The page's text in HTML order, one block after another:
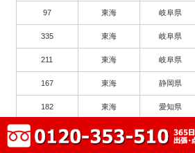
97 東海 岐阜県
335 東海 岐阜県
211 東海 岐阜県
167 東海 静岡県
182 東海 愛知県
263 東海 愛知県